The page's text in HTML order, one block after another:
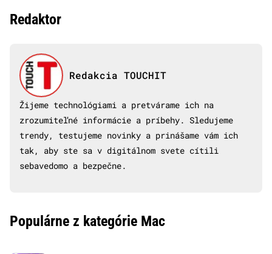
Redaktor
Redakcia TOUCHIT
Žijeme technológiami a pretvárame ich na
zrozumiteľné informácie a príbehy. Sledujeme
trendy, testujeme novinky a prinášame vám ich
tak, aby ste sa v digitálnom svete cítili
sebavedomo a bezpečne.
Populárne z kategórie Mac